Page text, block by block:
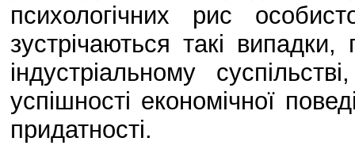
психологічних рис
зустрічаються такі
індустріальному
успішності економічної
придатності.